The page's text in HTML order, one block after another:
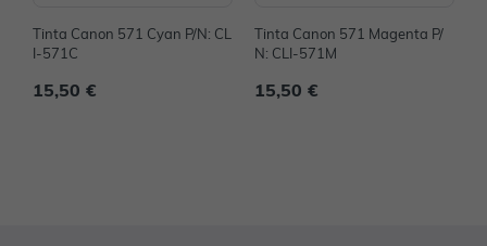
Tinta Canon 571 Cyan P/N: CL
I-571C
15,50 €
Tinta Canon 571 Magenta P/
N: CLI-571M
15,50 €